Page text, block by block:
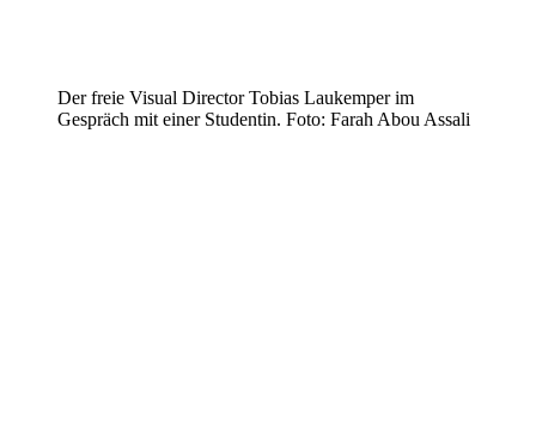
Der freie Visual Director Tobias Laukemper im
Gespräch mit einer Studentin. Foto: Farah Abou Assali